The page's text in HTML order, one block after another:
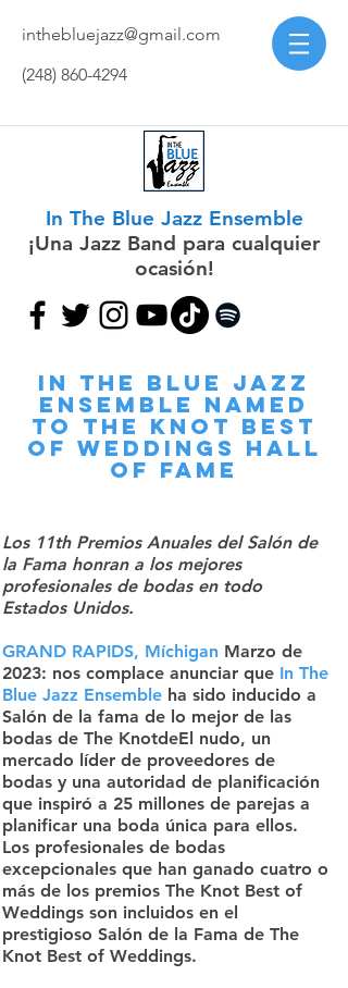
inthebluejazz@gmail.com
(248) 860-4294
In The Blue Jazz Ensemble
¡Una Jazz Band para cualquier
ocasión!
IN THE BLUE JAZZ
ENSEMBLE NAMED
TO THE KNOT BEST
OF WEDDINGS HALL
OF FAME
Los 11th Premios Anuales del Salón de
la Fama honran a los mejores
profesionales de bodas en todo
Estados Unidos.
GRAND RAPIDS, Míchigan Marzo de
2023: nos complace anunciar que In The
Blue Jazz Ensemble ha sido inducido a
Salón de la fama de lo mejor de las
bodas de The KnotdeEl nudo, un
mercado líder de proveedores de
bodas y una autoridad de planificación
que inspiró a 25 millones de parejas a
planificar una boda única para ellos.
Los profesionales de bodas
excepcionales que han ganado cuatro o
más de los premios The Knot Best of
Weddings son incluidos en el
prestigioso Salón de la Fama de The
Knot Best of Weddings.